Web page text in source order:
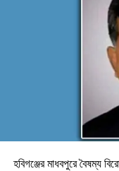
হবিগঞ্জের মাধবপুরে বৈষম্য